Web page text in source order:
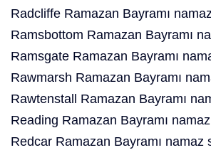
Radcliffe Ramazan Bayramı
Ramsbottom Ramazan Bayramı
Ramsgate Ramazan Bayramı
Rawmarsh Ramazan Bayramı
Rawtenstall Ramazan Bayramı
Reading Ramazan Bayramı
Redcar Ramazan Bayramı namaz